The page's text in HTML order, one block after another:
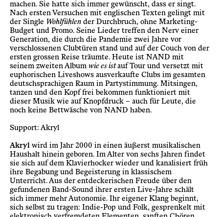
Archiv
machen. Sie hatte sich immer gewünscht, dass er singt.
Nach ersten Versuchen mit englischen Texten gelingt mit
der Single Wohlfühlen der Durchbruch, ohne Marketing-
Budget und Promo. Seine Lieder treffen den Nerv einer
Generation, die durch die Pandemie zwei Jahre vor
verschlossenen Clubtüren stand und auf der Couch von der
ersten grossen Reise träumte. Heute ist NAND mit
seinem zweiten Album wie es istauf Tour und versetzt mit
euphorischen Liveshows ausverkaufte Clubs im gesamten
deutschsprachigen Raum in Partystimmung. Mitsingen,
tanzen und den Kopf frei bekommen funktioniert mit
dieser Musik wie auf Knopfdruck – auch für Leute, die
noch keine Bettwäsche von NAND haben.
Support: Akryl
Akryl wird im Jahr 2000 in einen äußerst musikalischen
Haushalt hinein geboren. Im Alter von sechs Jahren findet
sie sich auf dem Klavierhocker wieder und kanalisiert früh
ihre Begabung und Begeisterung in klassischem
Unterricht. Aus der entdeckerischen Freude über den
gefundenen Band-Sound ihrer ersten Live-Jahre schält
sich immer mehr Autonomie. Ihr eigener Klang beginnt,
sich selbst zu tragen: Indie-Pop und Folk, gesprenkelt mit